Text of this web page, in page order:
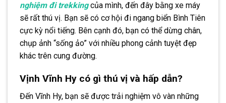
nghiệm đi trekkingcủa mình, đến đây bằng xe máy
sẽ rất thú vị. Bạn sẽ có cơ hội đi ngang biển Bình Tiên
cực kỳ nổi tiếng. Bên cạnh đó, bạn có thể dừng chân,
chụp ảnh “sống ảo” với nhiều phong cảnh tuyệt đẹp
khác trên cung đường.
Vịnh Vĩnh Hy có gì thú vị và hấp dẫn?
Đến Vĩnh Hy, bạn sẽ được trải nghiệm vô vàn những